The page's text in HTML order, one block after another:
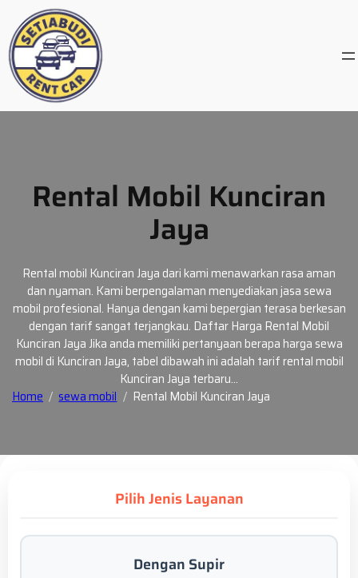
content
Rental Mobil Kunciran
Jaya
Rental mobil Kunciran Jaya dari kami menawarkan rasa aman
dan nyaman. Kami berpengalaman menyediakan jasa sewa
mobil profesional. Hanya dengan kami bepergian terasa berkesan
dengan tarif sangat terjangkau. Daftar Harga Rental Mobil
Kunciran Jaya Jika anda memiliki pertanyaan berapa harga sewa
mobil di Kunciran Jaya, tabel dibawah ini adalah tarif rental mobil
Kunciran Jaya terbaru…
Home
sewa mobil Rental Mobil Kunciran Jaya
Pilih Jenis Layanan
Dengan Supir